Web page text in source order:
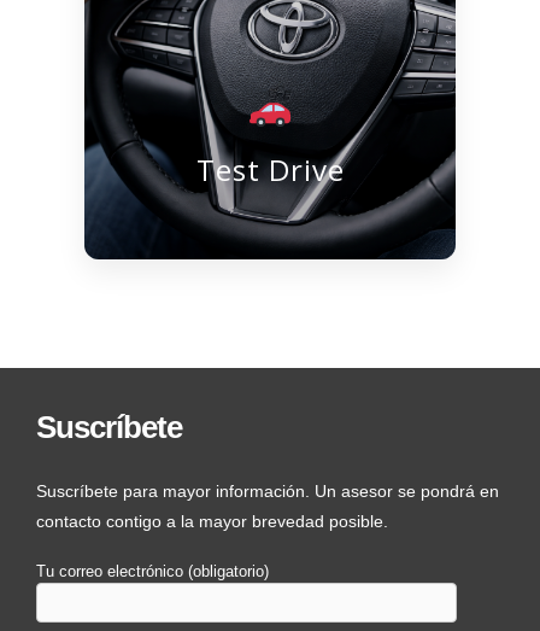
Test Drive
Suscríbete
Suscríbete para mayor información. Un asesor se pondrá en
contacto contigo a la mayor brevedad posible.
Tu correo electrónico (obligatorio)